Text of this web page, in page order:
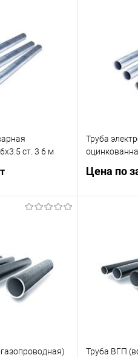
ст. 3 6 м
Под заказ
Труба
Цена по
В
Труба ВГП